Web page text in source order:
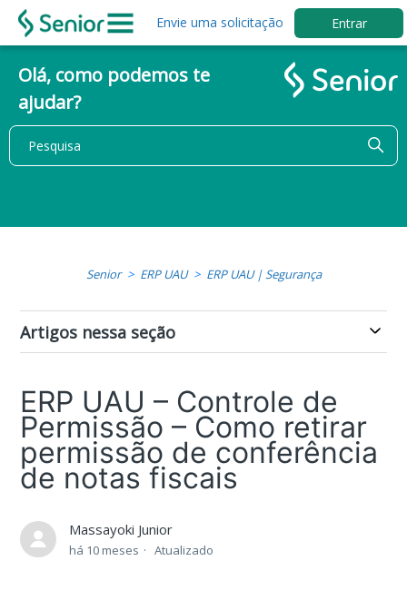
Envie uma solicitação Entrar
Olá, como podemos te
ajudar?
Senior ERP UAU ERP UAU | Segurança
Artigos nessa seção
ERP UAU – Controle de
Permissão – Como retirar
permissão de conferência
de notas fiscais
Massayoki Junior
há 10 meses Atualizado